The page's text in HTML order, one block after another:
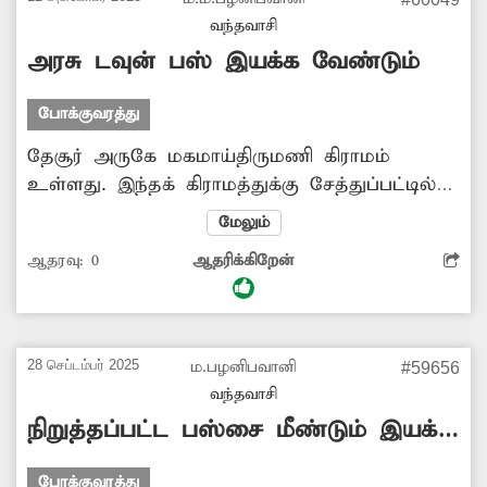
உள்ளிட்ட கனரக வாகனங்கள் செல்ல தடை
விதிக்க வேண்டும். -பத்மநாபன், செங்கம்.
வந்தவாசி
அரசு டவுன் பஸ் இயக்க வேண்டும்
போக்குவரத்து
தேசூர் அருகே மகமாய்திருமணி கிராமம்
உள்ளது. இந்தக் கிராமத்துக்கு சேத்துப்பட்டில்
இருந்து மடம் வழியாக அரசு டவுன் பஸ் இயக்க
வேண்டும். அப்படி இயக்கினால் பள்ளி, கல்லூரி,
மருத்துவ மனைக்கு செல்பவர்களுக்கு
எடுத்து மேற்கண்ட வழியில் டவுன் பஸ் இயக்க
மகமாய்திருமணி.
மேலும்
ஆதரவு: 0 ஆதரிக்கிறேன்
28 செப்டம்பர் 2025
ம.பழனிபவானி
வந்தவாசி
#59656
நிறுத்தப்பட்ட பஸ்சை மீண்டும் இயக்க
வேண்டும்
போக்குவரத்து